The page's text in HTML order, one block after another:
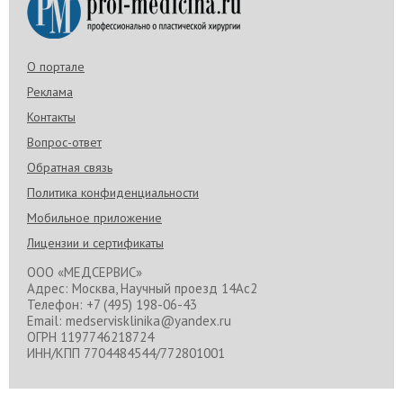
каких ситуациях стоит обращаться к врачу,
нормально ли, что слезится глаз и что делать с
О портале
Реклама
Контакты
Вопрос-ответ
Обратная связь
Политика конфиденциальности
Мобильное приложение
Лицензии и сертификаты
ООО «МЕДСЕРВИС»
Адрес: Москва, Научный проезд 14Ас2
Телефон: +7 (495) 198-06-43
Email: medservisklinika@yandex.ru
ОГРН 1197746218724
ИНН/КПП 7704484544/772801001